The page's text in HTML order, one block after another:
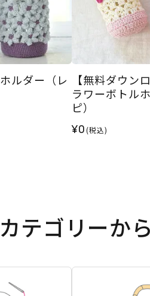
ルダー（レ
【無料ダウン
ラワーボトル
ピ）
¥0(税込)
カテゴリーか